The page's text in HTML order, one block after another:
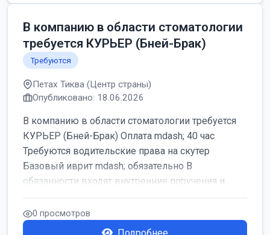
В компанию в области стоматологии
требуется КУРЬЕР (Бней-Брак)
Требуются
Петах Тиква (Центр страны)
Опубликовано: 18.06.2026
В компанию в области стоматологии требуется
КУРЬЕР (Бней-Брак) Оплата mdash; 40 час
Требуются водительские права на скутер
Базовый иврит mdash; обязательно В
обязанности входят внутренние поручения и ...
0 просмотров